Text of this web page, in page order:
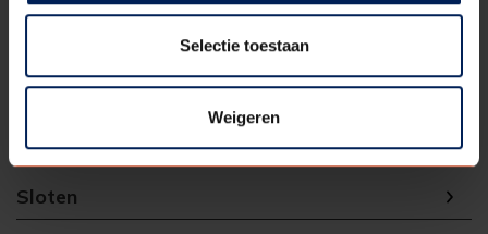
Selectie toestaan
Weigeren
Paumelles
Sloten